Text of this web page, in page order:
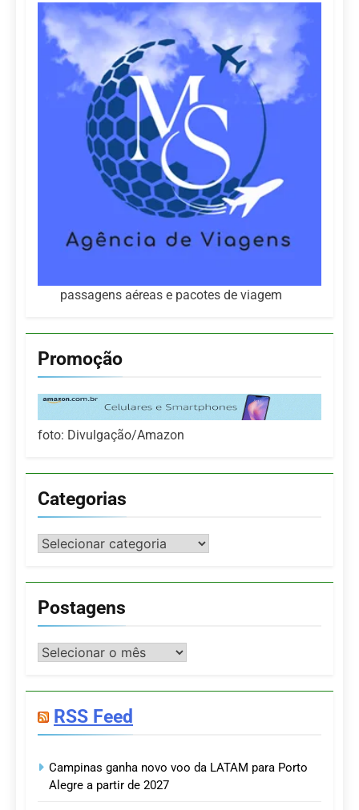
passagens aéreas e pacotes de viagem
Promoção
foto: Divulgação/Amazon
Categorias
Categorias
Postagens
Postagens
RSS Feed
Campinas ganha novo voo da LATAM para Porto
Alegre a partir de 2027